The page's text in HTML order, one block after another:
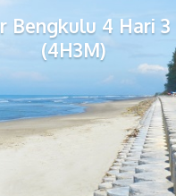
Bengkulu 4 Hari
(4H3M)